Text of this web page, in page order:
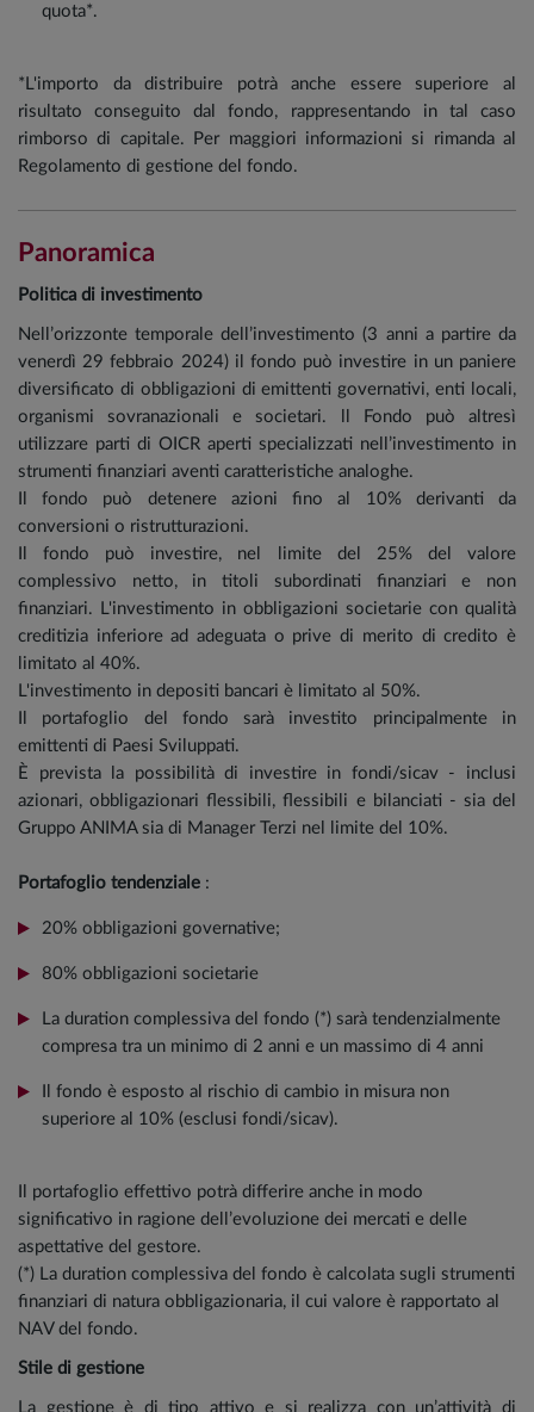
quota*.
*L'importo da distribuire potrà anche essere superiore al
risultato conseguito dal fondo, rappresentando in tal caso
rimborso di capitale. Per maggiori informazioni si rimanda al
Regolamento di gestione del fondo.
Panoramica
Politica di investimento
Nell’orizzonte temporale dell’investimento (3 anni a partire da
venerdì 29 febbraio 2024) il fondo può investire in un paniere
diversificato di obbligazioni di emittenti governativi, enti locali,
organismi sovranazionali e societari. ll Fondo può altresì
utilizzare parti di OICR aperti specializzati nell’investimento in
strumenti finanziari aventi caratteristiche analoghe.
Il fondo può detenere azioni fino al 10% derivanti da
conversioni o ristrutturazioni.
Il fondo può investire, nel limite del 25% del valore
complessivo netto, in titoli subordinati finanziari e non
finanziari. L'investimento in obbligazioni societarie con qualità
creditizia inferiore ad adeguata o prive di merito di credito è
limitato al 40%.
L'investimento in depositi bancari è limitato al 50%.
Il portafoglio del fondo sarà investito principalmente in
emittenti di Paesi Sviluppati.
È prevista la possibilità di investire in fondi/sicav - inclusi
azionari, obbligazionari flessibili, flessibili e bilanciati - sia del
Gruppo ANIMA sia di Manager Terzi nel limite del 10%.
Portafoglio tendenziale :
20% obbligazioni governative;
80% obbligazioni societarie
La duration complessiva del fondo (*) sarà tendenzialmente
compresa tra un minimo di 2 anni e un massimo di 4 anni
Il fondo è esposto al rischio di cambio in misura non
superiore al 10% (esclusi fondi/sicav).
Il portafoglio effettivo potrà differire anche in modo
significativo in ragione dell’evoluzione dei mercati e delle
aspettative del gestore.
(*) La duration complessiva del fondo è calcolata sugli strumenti
finanziari di natura obbligazionaria, il cui valore è rapportato al
NAV del fondo.
Stile di gestione
La gestione è di tipo attivo e si realizza con un’attività di